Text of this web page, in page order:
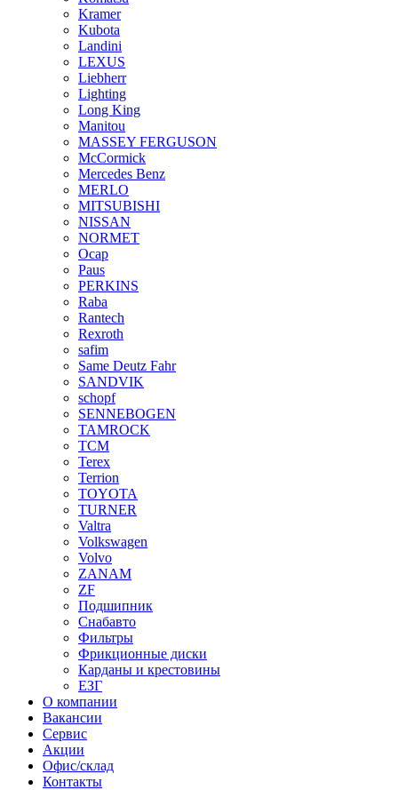
Kramer
Kubota
Landini
LEXUS
Liebherr
Lighting
Long King
Manitou
MASSEY FERGUSON
McCormick
Mercedes Benz
MERLO
MITSUBISHI
NISSAN
NORMET
Ocap
Paus
PERKINS
Raba
Rantech
Rexroth
safim
Same Deutz Fahr
SANDVIK
schopf
SENNEBOGEN
TAMROCK
TCM
Terex
Terrion
TOYOTA
TURNER
Valtra
Volkswagen
Volvo
ZANAM
ZF
Подшипник
Снабавто
Фильтры
Фрикционные диски
Карданы и крестовины
ЕЗГ
О компании
Вакансии
Сервис
Акции
Офис/склад
Контакты